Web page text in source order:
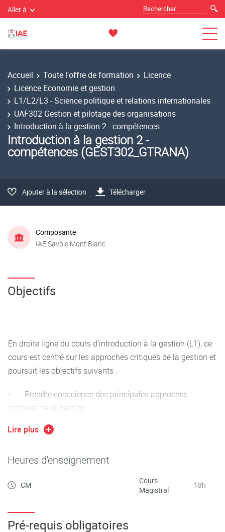
Aller à
Accueil Toute l'offre de formation
Licence
Licence Economie et gestion
L1/L2/L3 - Science politique et relations internationales
UAF302 Gestion et pilotage des organisations
Introduction à la gestion 2 - compétences
Introduction à la gestion 2 -
compétences (GEST302_GTRANA)
Ajouter à la sélection Télécharger
Composante
IAE Savoie Mont Blanc
Objectifs
En droite ligne du cours d’introduction à la gestion (L1), ce
cours est centré sur les approches critiques de la gestion et
poursuit les objectifs suivants :
· Prendre conscience des principales approches
critiques de la gestion
· Prendre conscience des impacts sous-jacents des
domination des individus
· Se familiariser avec les alternatives gestionnaires plus
Lire plus
Heures d'enseignement
CM
Cours
Magistral
18h
Pré-requis obligatoires